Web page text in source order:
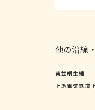
他の沿線
東武桐生線
上毛電気鉄道